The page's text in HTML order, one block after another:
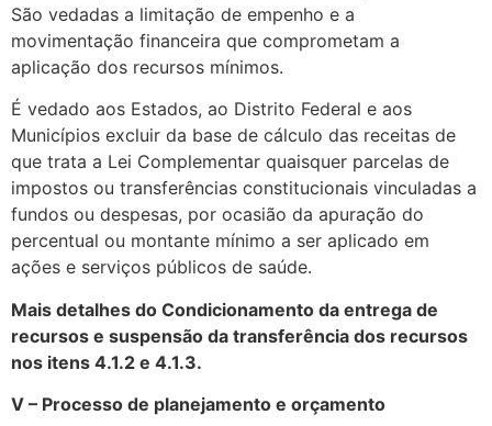
São vedadas a limitação de empenho e a
movimentação financeira que comprometam a
aplicação dos recursos mínimos.
É vedado aos Estados, ao Distrito Federal e aos
Municípios excluir da base de cálculo das receitas de
que trata a Lei Complementar quaisquer parcelas de
impostos ou transferências constitucionais vinculadas a
fundos ou despesas, por ocasião da apuração do
percentual ou montante mínimo a ser aplicado em
ações e serviços públicos de saúde.
Mais detalhes do Condicionamento da entrega de
recursos e suspensão da transferência dos recursos
nos itens 4.1.2 e 4.1.3.
V – Processo de planejamento e orçamento